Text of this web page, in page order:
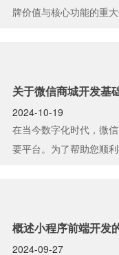
牌价值与核心功能的重
关于微信商城开发基
2024-10-19
在当今数字化时代，微
要平台。为了帮助您顺
概述小程序前端开发
2024-09-27